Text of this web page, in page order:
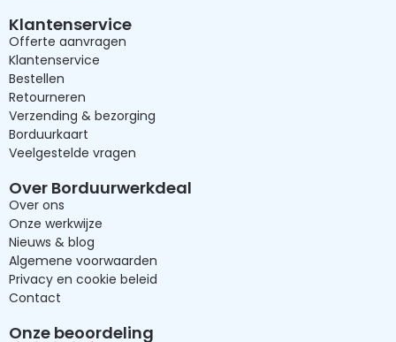
Klantenservice
Offerte aanvragen
Klantenservice
Bestellen
Retourneren
Verzending & bezorging
Borduurkaart
Veelgestelde vragen
Over Borduurwerkdeal
Over ons
Onze werkwijze
Nieuws & blog
Algemene voorwaarden
Privacy en cookie beleid
Contact
Onze beoordeling